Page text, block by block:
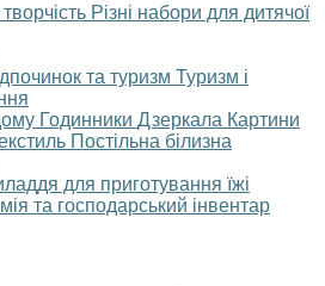
Різні набори для дитячої
та туризм Туризм і
Годинники Дзеркала Картини
Постільна білизна
для приготування їжі
та господарський інвентар